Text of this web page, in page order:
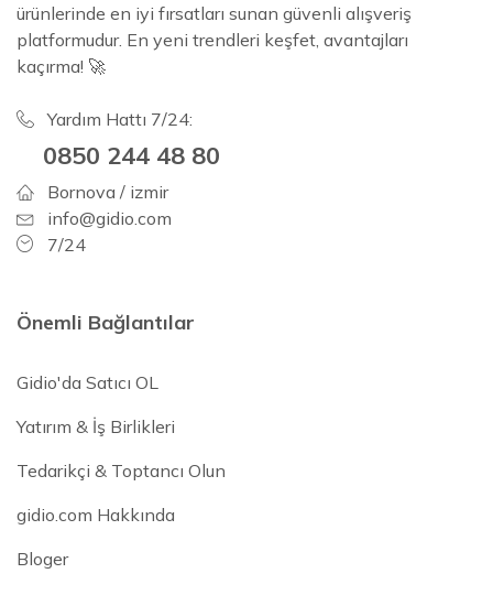
ürünlerinde en iyi fırsatları sunan güvenli alışveriş
platformudur. En yeni trendleri keşfet, avantajları
kaçırma! 🚀
Yardım Hattı 7/24:
0850 244 48 80
Bornova / izmir
info@gidio.com
7/24
Önemli Bağlantılar
Gidio'da Satıcı OL
Yatırım & İş Birlikleri
Tedarikçi & Toptancı Olun
gidio.com Hakkında
Bloger